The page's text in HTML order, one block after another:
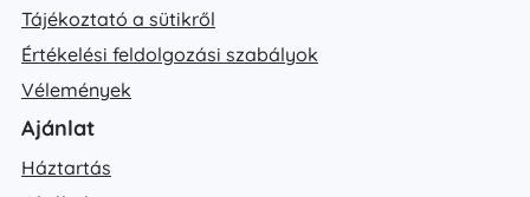
Tájékoztató a sütikről
Értékelési feldolgozási szabályok
Vélemények
Ajánlat
Háztartás